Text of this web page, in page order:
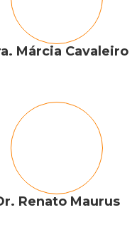
Márcia Cavaleiro
Renato Maurus